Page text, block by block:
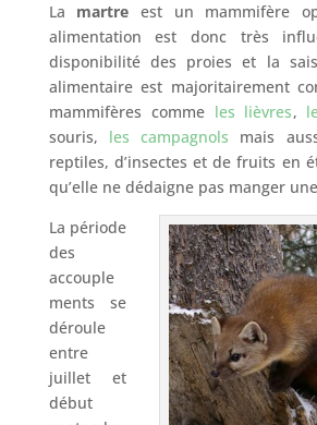
La martre est un mammifère
alimentation est donc très
disponibilité des proies et la
alimentaire est majoritairement
mammifères comme les lièvres,
souris, les campagnols mais
reptiles, d’insectes et de fruits en
qu’elle ne dédaigne pas manger
La période
des
accouple
ments se
déroule
entre
juillet et
début